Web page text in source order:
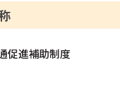
促進補助制度